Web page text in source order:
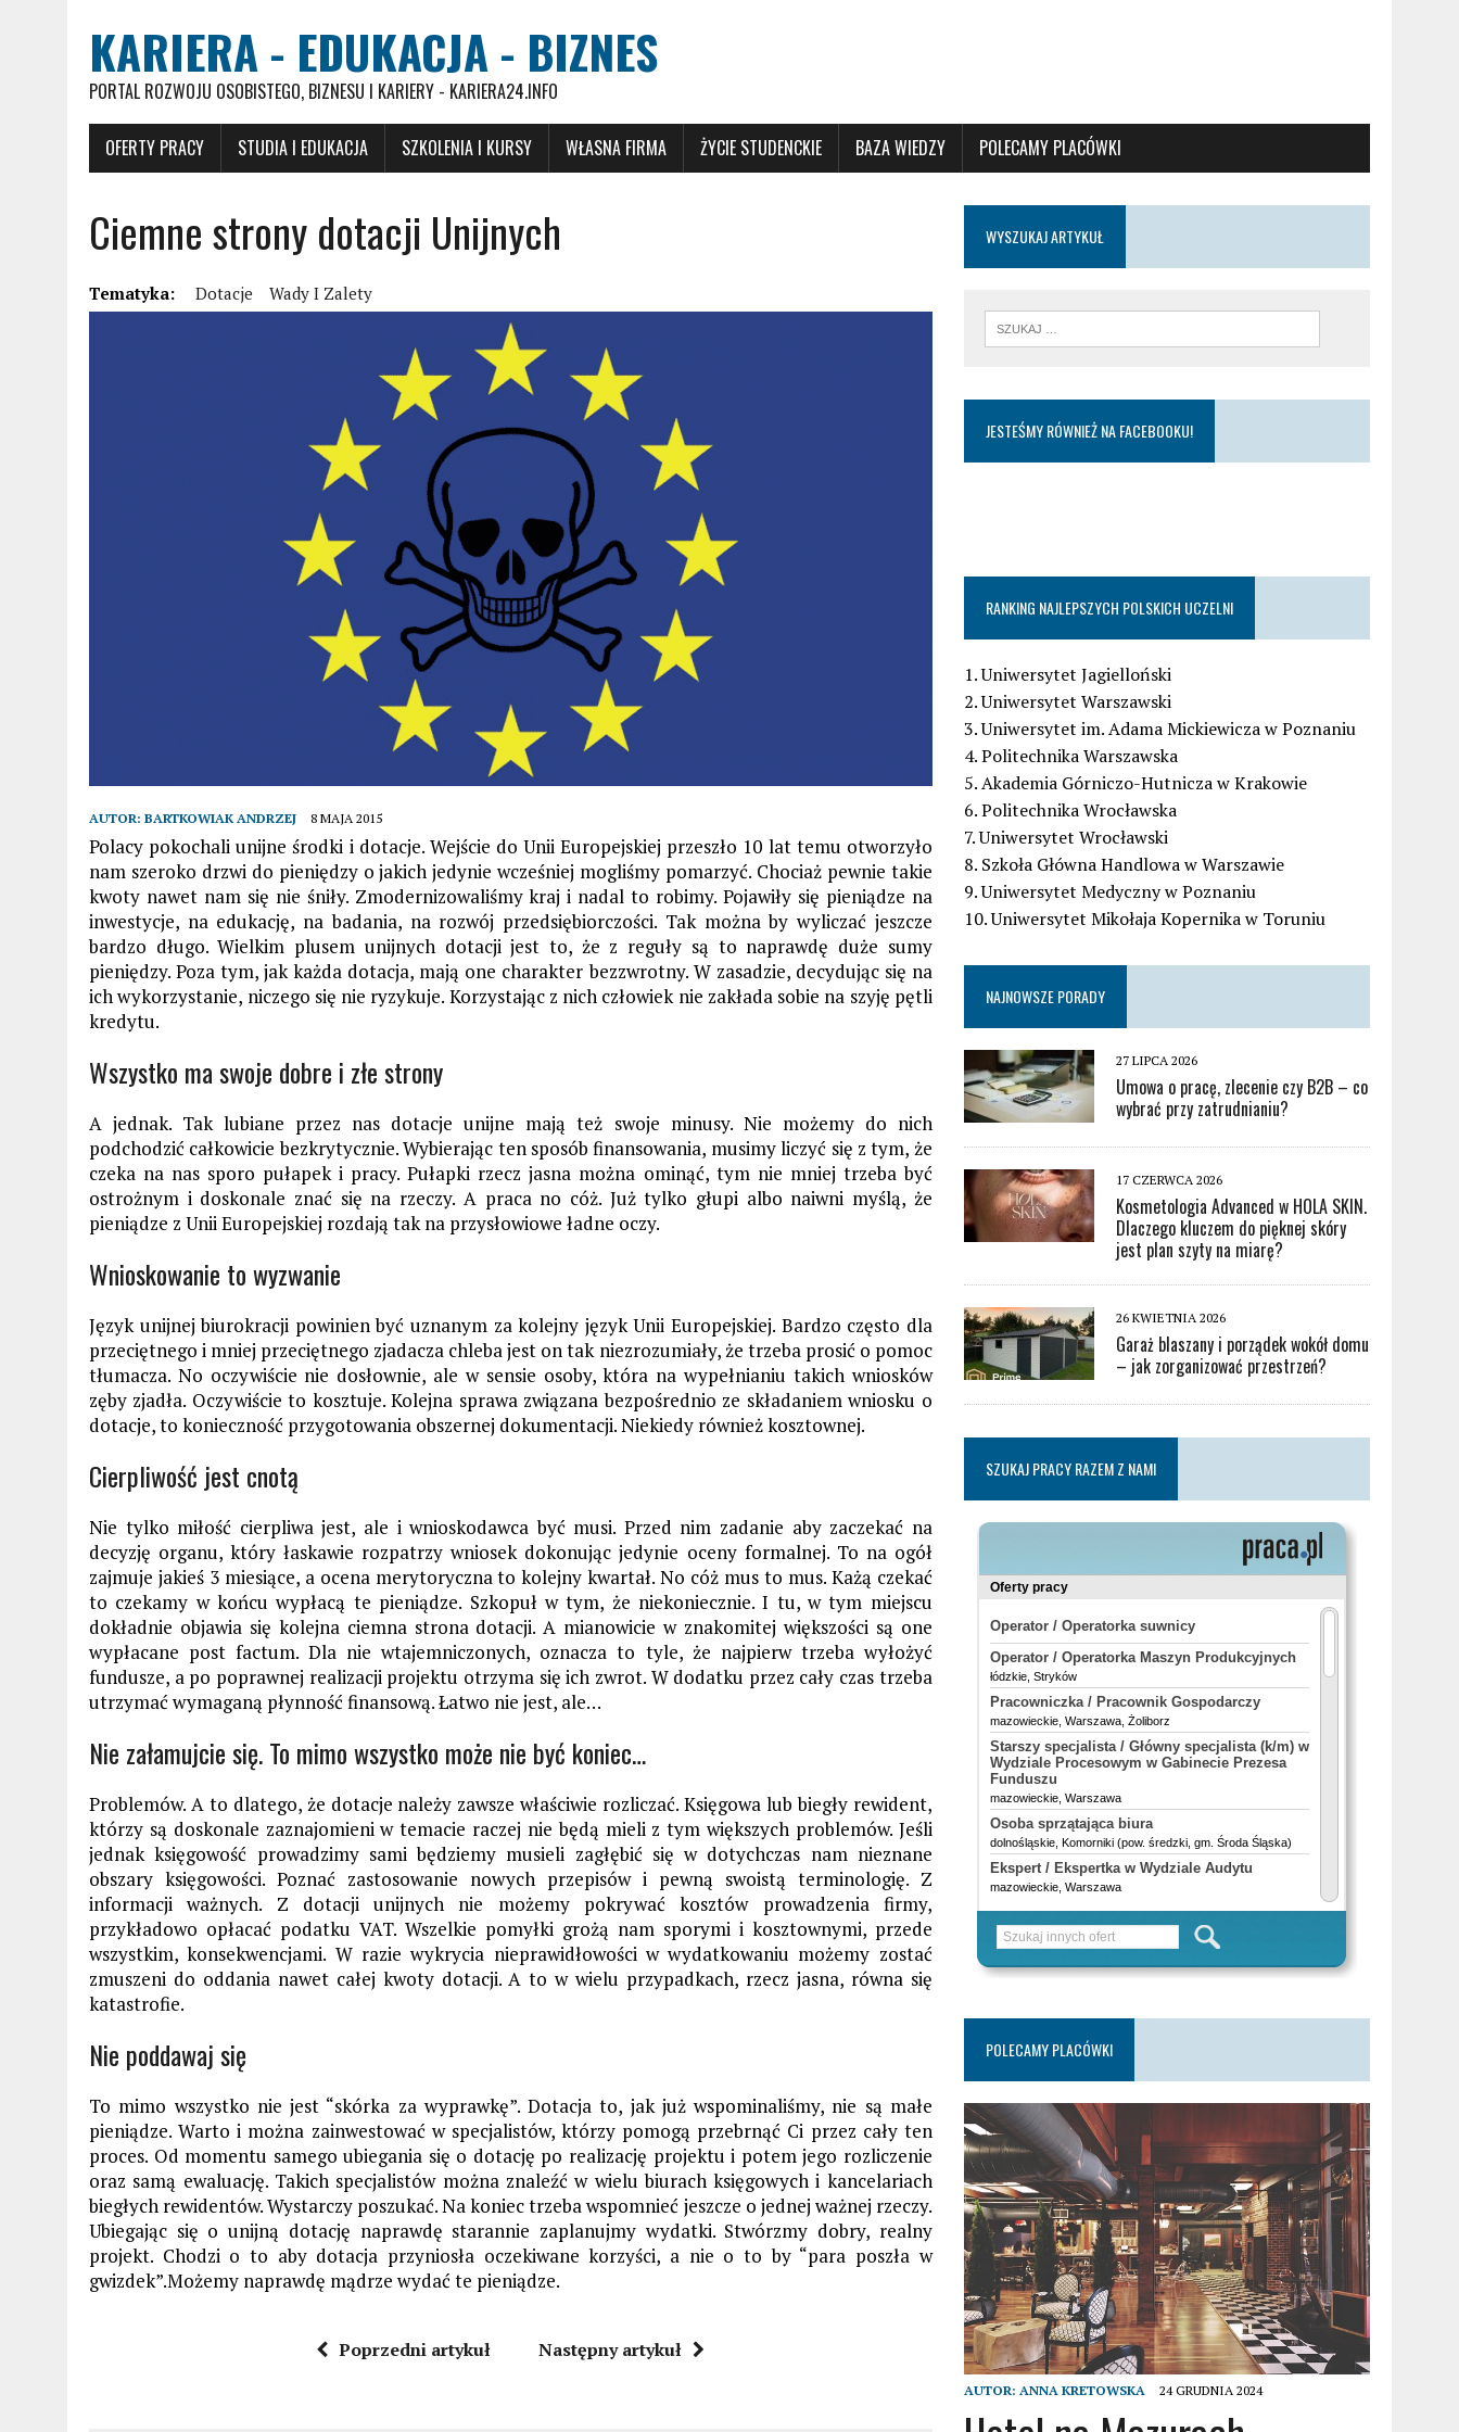
KARIERA - EDUKACJA - BIZNES
PORTAL ROZWOJU OSOBISTEGO, BIZNESU I KARIERY - KARIERA24.INFO
OFERTY PRACY STUDIA I EDUKACJA SZKOLENIA I KURSY WŁASNA FIRMA ŻYCIE STUDENCKIE BAZA WIEDZY POLECAMY PLACÓWKI
Ciemne strony dotacji Unijnych
Tematyka: Dotacje Wady I Zalety
AUTOR: BARTKOWIAK ANDRZEJ 8 MAJA 2015
Polacy pokochali unijne środki i dotacje. Wejście do Unii Europejskiej przeszło 10 lat temu otworzyło
nam szeroko drzwi do pieniędzy o jakich jedynie wcześniej mogliśmy pomarzyć. Chociaż pewnie takie
kwoty nawet nam się nie śniły. Zmodernizowaliśmy kraj i nadal to robimy. Pojawiły się pieniądze na
inwestycje, na edukację, na badania, na rozwój przedsiębiorczości. Tak można by wyliczać jeszcze
bardzo długo. Wielkim plusem unijnych dotacji jest to, że z reguły są to naprawdę duże sumy
pieniędzy. Poza tym, jak każda dotacja, mają one charakter bezzwrotny. W zasadzie, decydując się na
ich wykorzystanie, niczego się nie ryzykuje. Korzystając z nich człowiek nie zakłada sobie na szyję pętli
kredytu.
Wszystko ma swoje dobre i złe strony
A jednak. Tak lubiane przez nas dotacje unijne mają też swoje minusy. Nie możemy do nich
podchodzić całkowicie bezkrytycznie. Wybierając ten sposób finansowania, musimy liczyć się z tym, że
czeka na nas sporo pułapek i pracy. Pułapki rzecz jasna można ominąć, tym nie mniej trzeba być
ostrożnym i doskonale znać się na rzeczy. A praca no cóż. Już tylko głupi albo naiwni myślą, że
pieniądze z Unii Europejskiej rozdają tak na przysłowiowe ładne oczy.
Wnioskowanie to wyzwanie
Język unijnej biurokracji powinien być uznanym za kolejny język Unii Europejskiej. Bardzo często dla
przeciętnego i mniej przeciętnego zjadacza chleba jest on tak niezrozumiały, że trzeba prosić o pomoc
tłumacza. No oczywiście nie dosłownie, ale w sensie osoby, która na wypełnianiu takich wniosków
zęby zjadła. Oczywiście to kosztuje. Kolejna sprawa związana bezpośrednio ze składaniem wniosku o
dotacje, to konieczność przygotowania obszernej dokumentacji. Niekiedy również kosztownej.
Cierpliwość jest cnotą
Nie tylko miłość cierpliwa jest, ale i wnioskodawca być musi. Przed nim zadanie aby zaczekać na
decyzję organu, który łaskawie rozpatrzy wniosek dokonując jedynie oceny formalnej. To na ogół
zajmuje jakieś 3 miesiące, a ocena merytoryczna to kolejny kwartał. No cóż mus to mus. Każą czekać
to czekamy w końcu wypłacą te pieniądze. Szkopuł w tym, że niekoniecznie. I tu, w tym miejscu
dokładnie objawia się kolejna ciemna strona dotacji. A mianowicie w znakomitej większości są one
wypłacane post factum. Dla nie wtajemniczonych, oznacza to tyle, że najpierw trzeba wyłożyć
fundusze, a po poprawnej realizacji projektu otrzyma się ich zwrot. W dodatku przez cały czas trzeba
utrzymać wymaganą płynność finansową. Łatwo nie jest, ale…
Nie załamujcie się. To mimo wszystko może nie być koniec…
Problemów. A to dlatego, że dotacje należy zawsze właściwie rozliczać. Księgowa lub biegły rewident,
którzy są doskonale zaznajomieni w temacie raczej nie będą mieli z tym większych problemów. Jeśli
jednak księgowość prowadzimy sami będziemy musieli zagłębić się w dotychczas nam nieznane
obszary księgowości. Poznać zastosowanie nowych przepisów i pewną swoistą terminologię. Z
informacji ważnych. Z dotacji unijnych nie możemy pokrywać kosztów prowadzenia firmy,
przykładowo opłacać podatku VAT. Wszelkie pomyłki grożą nam sporymi i kosztownymi, przede
wszystkim, konsekwencjami. W razie wykrycia nieprawidłowości w wydatkowaniu możemy zostać
zmuszeni do oddania nawet całej kwoty dotacji. A to w wielu przypadkach, rzecz jasna, równa się
katastrofie.
Nie poddawaj się
To mimo wszystko nie jest “skórka za wyprawkę”. Dotacja to, jak już wspominaliśmy, nie są małe
pieniądze. Warto i można zainwestować w specjalistów, którzy pomogą przebrnąć Ci przez cały ten
proces. Od momentu samego ubiegania się o dotację po realizację projektu i potem jego rozliczenie
oraz samą ewaluację. Takich specjalistów można znaleźć w wielu biurach księgowych i kancelariach
biegłych rewidentów. Wystarczy poszukać. Na koniec trzeba wspomnieć jeszcze o jednej ważnej rzeczy.
Ubiegając się o unijną dotację naprawdę starannie zaplanujmy wydatki. Stwórzmy dobry, realny
projekt. Chodzi o to aby dotacja przyniosła oczekiwane korzyści, a nie o to by “para poszła w
gwizdek”.Możemy naprawdę mądrze wydać te pieniądze.
Poprzedni artykuł Następny artykuł
WYSZUKAJ ARTYKUŁ
JESTEŚMY RÓWNIEŻ NA FACEBOOKU!
RANKING NAJLEPSZYCH POLSKICH UCZELNI
1. Uniwersytet Jagielloński
2. Uniwersytet Warszawski
3. Uniwersytet im. Adama Mickiewicza w Poznaniu
4. Politechnika Warszawska
5. Akademia Górniczo-Hutnicza w Krakowie
6. Politechnika Wrocławska
7. Uniwersytet Wrocławski
8. Szkoła Główna Handlowa w Warszawie
9. Uniwersytet Medyczny w Poznaniu
10. Uniwersytet Mikołaja Kopernika w Toruniu
NAJNOWSZE PORADY
27 LIPCA 2026
Umowa o pracę, zlecenie czy B2B – co
wybrać przy zatrudnianiu?
17 CZERWCA 2026
Kosmetologia Advanced w HOLA SKIN.
Dlaczego kluczem do pięknej skóry
jest plan szyty na miarę?
26 KWIETNIA 2026
Garaż blaszany i porządek wokół domu
– jak zorganizować przestrzeń?
SZUKAJ PRACY RAZEM Z NAMI
POLECAMY PLACÓWKI
AUTOR: ANNA KRETOWSKA 24 GRUDNIA 2024